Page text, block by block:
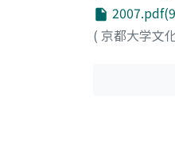
( 京都大学文